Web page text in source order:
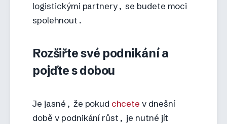
logistickými partnery, se budete moci
spolehnout.
Rozšiřte své podnikání a
pojďte s dobou
Je jasné, že pokud chcete v dnešní
době v podnikání růst, je nutné jít